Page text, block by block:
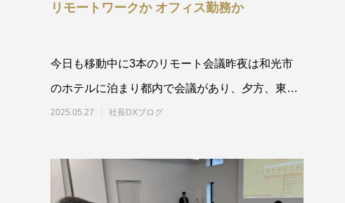
リモートワークか オフィス勤務か
今日も移動中に3本のリモート会議昨夜は和光市
のホテルに泊まり都内で会議があり、夕方、東郷
町に帰りました。その間、乗り
2025.05.27 社長DXブログ